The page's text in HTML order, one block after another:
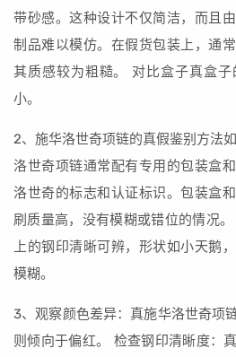
带砂感。这种设计不仅简洁，而且
制品难以模仿。在假货包装上，通
其质感较为粗糙。 对比盒子真盒
小。
2、施华洛世奇项链的真假鉴别方法
洛世奇项链通常配有专用的包装盒
洛世奇的标志和认证标识。包装盒
刷质量高，没有模糊或错位的情况
上的钢印清晰可辨，形状如小天鹅
模糊。
3、观察颜色差异：真施华洛世奇项
则倾向于偏红。 检查钢印清晰度：